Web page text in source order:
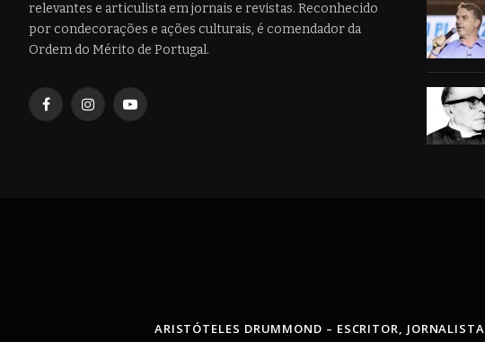
relevantes e articulista em jornais e revistas. Reconhecido
por condecorações e ações culturais, é comendador da
Ordem do Mérito de Portugal.
FacebookInstagramYouTube
ARISTÓTELES DRUMMOND – ESCRITOR, JORNALISTA